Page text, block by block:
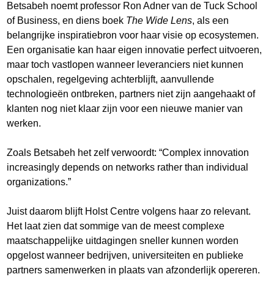
Betsabeh noemt professor Ron Adner van de Tuck School
of Business, en diens boek The Wide Lens, als een
belangrijke inspiratiebron voor haar visie op ecosystemen.
Een organisatie kan haar eigen innovatie perfect uitvoeren,
maar toch vastlopen wanneer leveranciers niet kunnen
opschalen, regelgeving achterblijft, aanvullende
technologieën ontbreken, partners niet zijn aangehaakt of
klanten nog niet klaar zijn voor een nieuwe manier van
werken.
Zoals Betsabeh het zelf verwoordt: “Complex innovation
increasingly depends on networks rather than individual
organizations.”
Juist daarom blijft Holst Centre volgens haar zo relevant.
Het laat zien dat sommige van de meest complexe
maatschappelijke uitdagingen sneller kunnen worden
opgelost wanneer bedrijven, universiteiten en publieke
partners samenwerken in plaats van afzonderlijk opereren.